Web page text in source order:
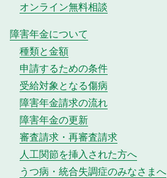
オンライン無料相談
障害年金について
種類と金額
申請するための条件
受給対象となる傷病
障害年金請求の流れ
障害年金の更新
審査請求・再審査請求
人工関節を挿入された方へ
うつ病・統合失調症のみなさまへ